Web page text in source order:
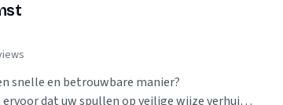
snelle en betrouwbare manier?
dat uw spullen op veilige wijze verhuisd